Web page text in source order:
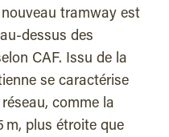
tramway est
dessus des
CAF. Issu de la
se caractérise
comme la
m, plus étroite que